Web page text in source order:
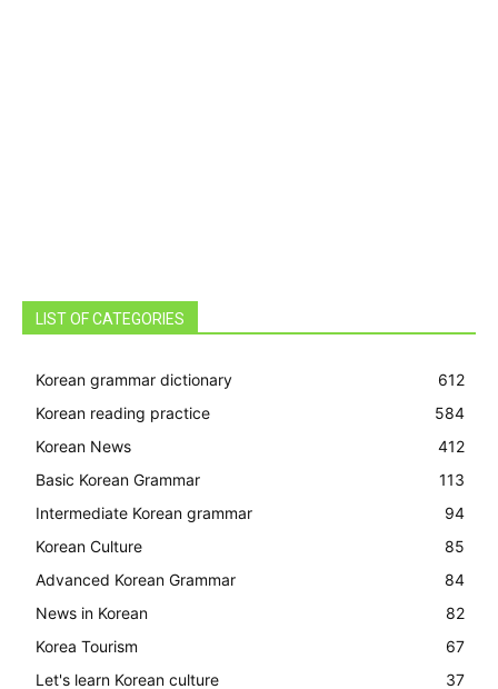
LIST OF CATEGORIES
Korean grammar dictionary
612
Korean reading practice
584
Korean News
412
Basic Korean Grammar
113
Intermediate Korean grammar
94
Korean Culture
85
Advanced Korean Grammar
84
News in Korean
82
Korea Tourism
67
Let's learn Korean culture
37